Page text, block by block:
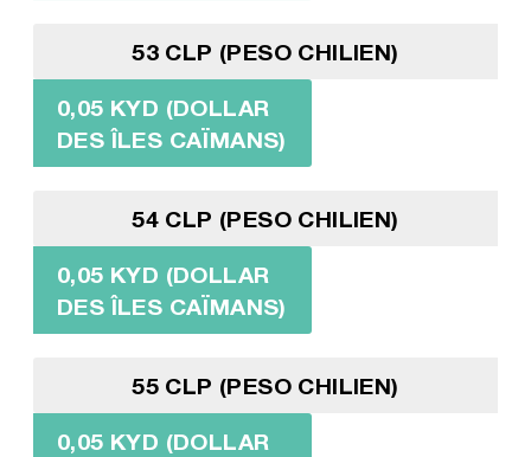
53 CLP (PESO CHILIEN)
0,05 KYD (DOLLAR
DES ÎLES CAÏMANS)
54 CLP (PESO CHILIEN)
0,05 KYD (DOLLAR
DES ÎLES CAÏMANS)
55 CLP (PESO CHILIEN)
0,05 KYD (DOLLAR